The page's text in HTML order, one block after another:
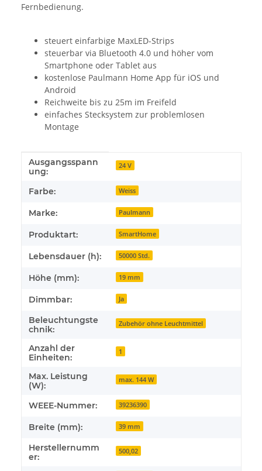
Fernbedienung.
steuert einfarbige MaxLED-Strips
steuerbar via Bluetooth 4.0 und höher vom
Smartphone oder Tablet aus
kostenlose Paulmann Home App für iOS und
Android
Reichweite bis zu 25m im Freifeld
einfaches Stecksystem zur problemlosen
Montage
Produkteigenschaft
Wert
Ausgangsspann
ung:
24 V
Farbe: Weiss
Marke: Paulmann
Produktart: SmartHome
Lebensdauer (h): 50000 Std.
Höhe (mm): 19 mm
Dimmbar: Ja
Beleuchtungste
chnik:
Zubehör ohne Leuchtmittel
Anzahl der
Einheiten:
1
Max. Leistung
(W):
max. 144 W
WEEE-Nummer: 39236390
Breite (mm): 39 mm
Herstellernumm
er:
500,02